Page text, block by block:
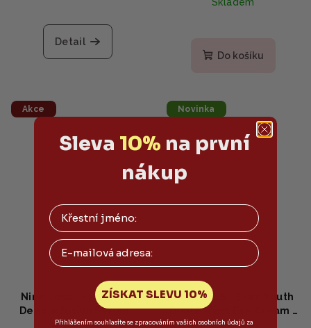
Detail
50g
Do košíku
Akce
Nine Less - Hydra Max
Deep Infusion Serum -
Intenzivní hydratační
Novinka
NINE LESS - Ever-Youth
Dual Effect Eye Cream -
Oční krém s liftingovým
Sleva 10% na první
nákup
Email
ZÍSKAT SLEVU 10%
Přihlášením souhlasíte se zpracováním vašich osobních údajů za